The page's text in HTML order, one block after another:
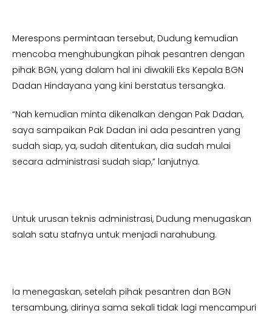
Merespons permintaan tersebut, Dudung kemudian
mencoba menghubungkan pihak pesantren dengan
pihak BGN, yang dalam hal ini diwakili Eks Kepala BGN
Dadan Hindayana yang kini berstatus tersangka.
“Nah kemudian minta dikenalkan dengan Pak Dadan,
saya sampaikan Pak Dadan ini ada pesantren yang
sudah siap, ya, sudah ditentukan, dia sudah mulai
secara administrasi sudah siap,” lanjutnya.
Untuk urusan teknis administrasi, Dudung menugaskan
salah satu stafnya untuk menjadi narahubung.
Ia menegaskan, setelah pihak pesantren dan BGN
tersambung, dirinya sama sekali tidak lagi mencampuri